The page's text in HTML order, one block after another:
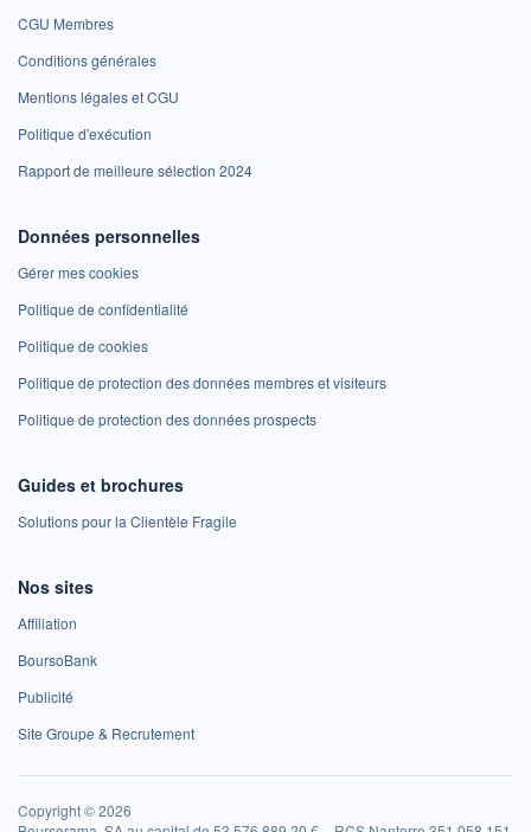
CGU Membres
Conditions générales
Mentions légales et CGU
Politique d'exécution
Rapport de meilleure sélection 2024
Données personnelles
Gérer mes cookies
Politique de confidentialité
Politique de cookies
Politique de protection des données membres et visiteurs
Politique de protection des données prospects
Guides et brochures
Solutions pour la Clientèle Fragile
Nos sites
Affiliation
BoursoBank
Publicité
Site Groupe & Recrutement
Copyright © 2026